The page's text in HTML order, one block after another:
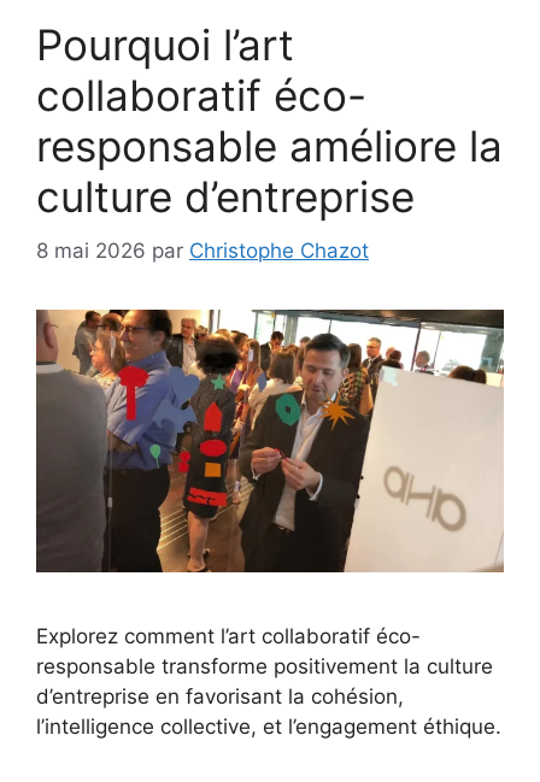
Pourquoi l’art
collaboratif éco-
responsable améliore la
culture d’entreprise
8 mai 2026 par Christophe Chazot
Explorez comment l’art collaboratif éco-
responsable transforme positivement la culture
d’entreprise en favorisant la cohésion,
l’intelligence collective, et l’engagement éthique.